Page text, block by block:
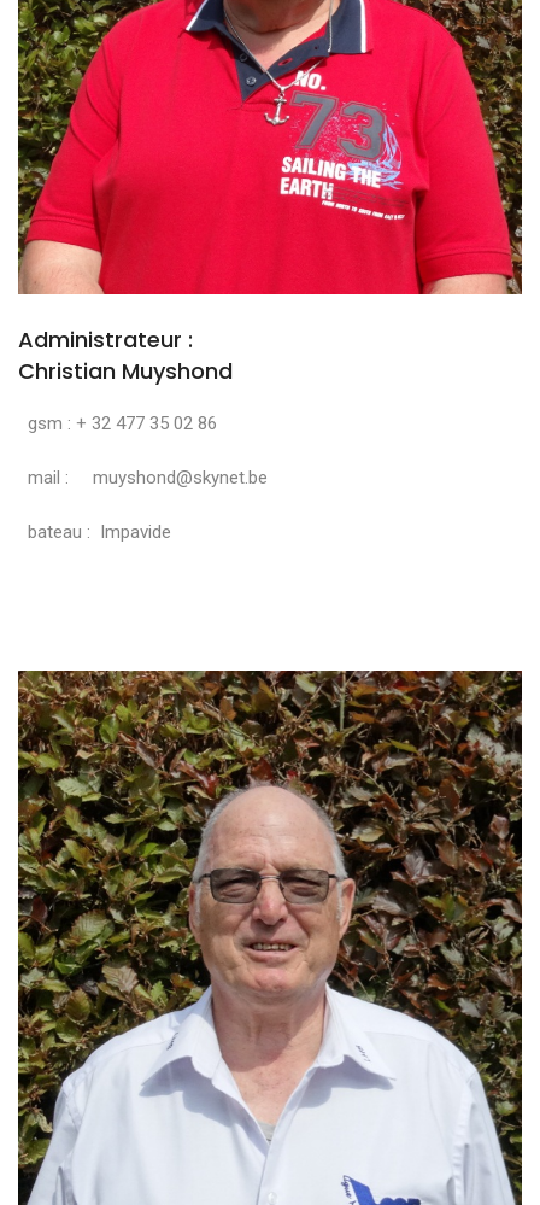
Administrateur :
Christian Muyshond
gsm : + 32 477 35 02 86
mail : muyshond@skynet.be
bateau : Impavide